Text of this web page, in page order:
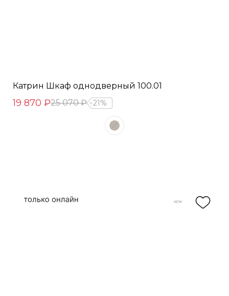
Катрин Шкаф однодверный 100.01
19 870 ₽25 070 ₽ 21%